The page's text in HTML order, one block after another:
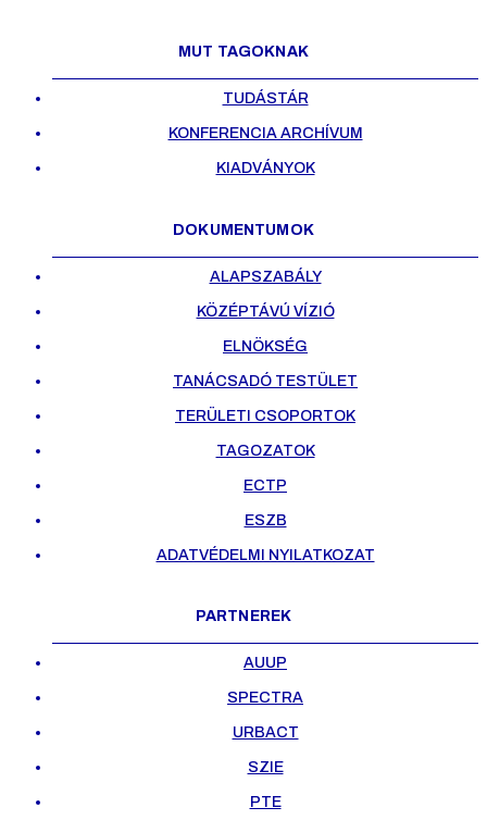
MUT TAGOKNAK
TUDÁSTÁR
KONFERENCIA ARCHÍVUM
KIADVÁNYOK
DOKUMENTUMOK
ALAPSZABÁLY
KÖZÉPTÁVÚ VÍZIÓ
ELNÖKSÉG
TANÁCSADÓ TESTÜLET
TERÜLETI CSOPORTOK
TAGOZATOK
ECTP
ESZB
ADATVÉDELMI NYILATKOZAT
PARTNEREK
AUUP
SPECTRA
URBACT
SZIE
PTE